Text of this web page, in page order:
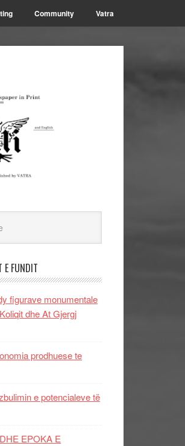
Community Vatra
E FUNDIT
figurave monumentale
dhe At Gjergj
prodhuese te
e potencialeve të
EPOKA E